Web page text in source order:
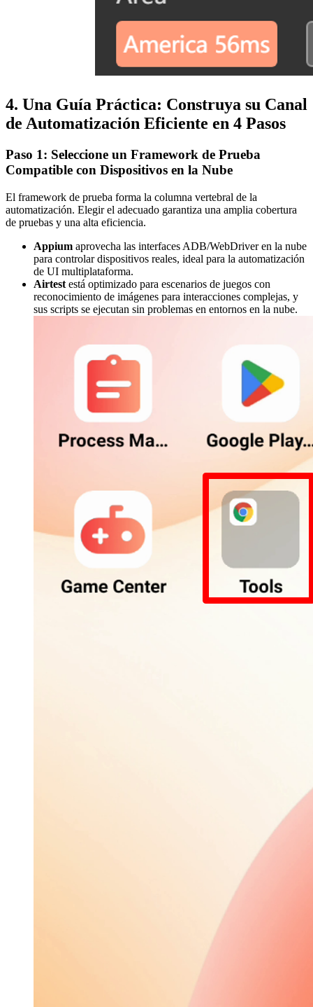
4. Una Guía Práctica: Construya su Canal
de Automatización Eficiente en 4 Pasos
Paso 1: Seleccione un Framework de Prueba
Compatible con Dispositivos en la Nube
El framework de prueba forma la columna vertebral de la
automatización. Elegir el adecuado garantiza una amplia cobertura
de pruebas y una alta eficiencia.
Appium aprovecha las interfaces ADB/WebDriver en la nube
para controlar dispositivos reales, ideal para la automatización
de UI multiplataforma.
Airtest está optimizado para escenarios de juegos con
reconocimiento de imágenes para interacciones complejas, y
sus scripts se ejecutan sin problemas en entornos en la nube.